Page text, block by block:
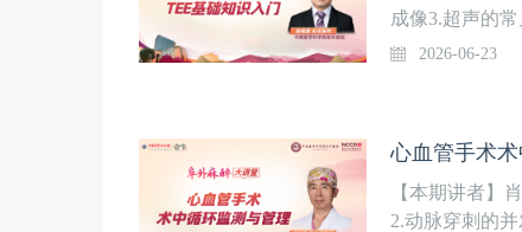
成像3.超声的常
2026-06-23
心血管手术术
【本期讲者】
2.动脉穿刺的